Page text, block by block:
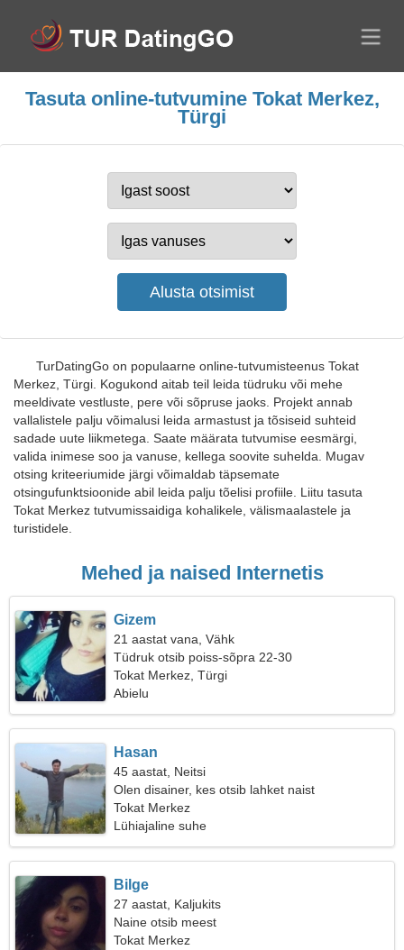
Tasuta online-tutvumine Tokat Merkez,
Türgi
TurDatingGo on populaarne online-tutvumisteenus Tokat
Merkez, Türgi. Kogukond aitab teil leida tüdruku või mehe
meeldivate vestluste, pere või sõpruse jaoks. Projekt annab
vallalistele palju võimalusi leida armastust ja tõsiseid suhteid
sadade uute liikmetega. Saate määrata tutvumise eesmärgi,
valida inimese soo ja vanuse, kellega soovite suhelda. Mugav
otsing kriteeriumide järgi võimaldab täpsemate
otsingufunktsioonide abil leida palju tõelisi profiile. Liitu tasuta
Tokat Merkez tutvumissaidiga kohalikele, välismaalastele ja
turistidele.
Mehed ja naised Internetis
Gizem
21 aastat vana, Vähk
Tüdruk otsib poiss-sõpra 22-30
Tokat Merkez, Türgi
Abielu
Hasan
45 aastat, Neitsi
Olen disainer, kes otsib lahket naist
Tokat Merkez
Lühiajaline suhe
Bilge
27 aastat, Kaljukits
Naine otsib meest
Tokat Merkez